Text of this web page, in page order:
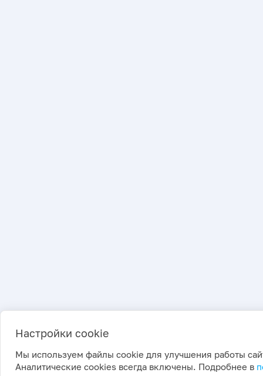
Настройки cookie
Мы используем файлы cookie для улучшения работы
Аналитические cookies всегда включены. Подробнее в